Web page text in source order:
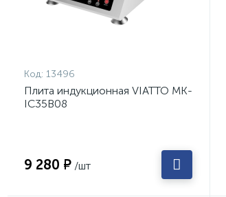
Код: 13496
Плита индукционная VIATTO MK-
IC35B08
9 280 ₽ /шт